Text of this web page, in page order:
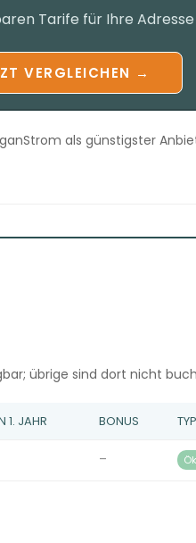
Tarife für Ihre
VERGLEICHEN →
als günstigster
übrige sind dort nicht
1. JAHR BONUS TYP
–